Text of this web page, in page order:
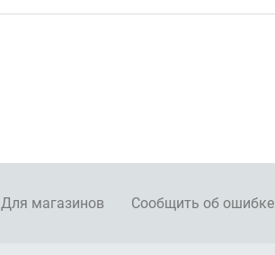
Для магазинов Сообщить об ошибке